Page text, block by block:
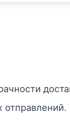
отправлений.